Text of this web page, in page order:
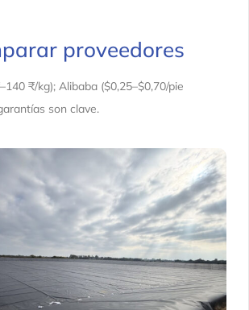
proveedores
₹/kg); Alibaba ($0,25–$0,70/pie
son clave.